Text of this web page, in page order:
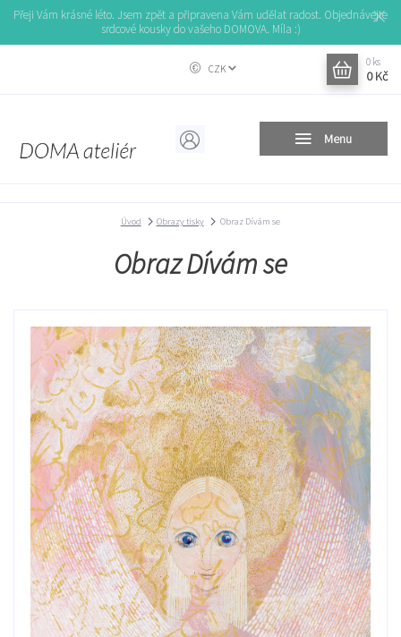
Přeji Vám krásné léto. Jsem zpět a připravena Vám udělat radost. Objednávejte
srdcové kousky do vašeho DOMOVA. Míla :)
Menu
CZK
0 ks
0 Kč
Úvod Obrazy tisky Obraz Dívám se
Obraz Dívám se